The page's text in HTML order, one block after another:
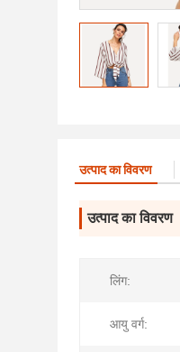
उत्पाद का विवरण
उत्पाद का विवरण
लिंग:
आयु वर्ग: